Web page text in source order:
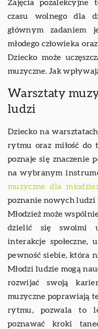
Zajęcia pozalekcyjne
czasu wolnego dla
głównym zadaniem
młodego człowieka
Dziecko może
muzyczne. Jak
Warsztaty
ludzi
Dziecko na
rytmu oraz miłość do
poznaje się znaczenie
na wybranym
muzyczne dla
poznanie nowych ludzi
Młodzież może
dzielić się swoimi
interakcje społeczne,
pewność siebie, która
Młodzi ludzie mogą
rozwijać swoją
muzyczne poprawiają
rytmu, pozwala to
poznawać kroki